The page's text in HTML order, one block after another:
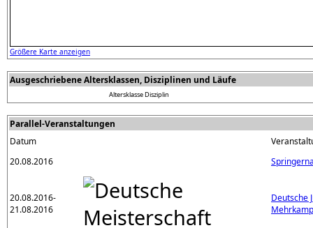
Größere Karte anzeigen
Ausgeschriebene Altersklassen, Disziplinen und Läufe
AltersklasseDisziplin
Parallel-Veranstaltungen
Datum
20.08.2016
20.08.2016-
21.08.2016
Deutsche